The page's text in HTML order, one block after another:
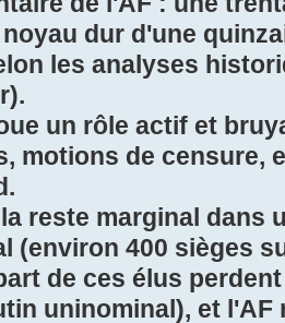
dur d'une
les analyses
un rôle actif et
motions de censure,
reste marginal dans
(environ 400 sièges
de ces élus
uninominal), et l'AF